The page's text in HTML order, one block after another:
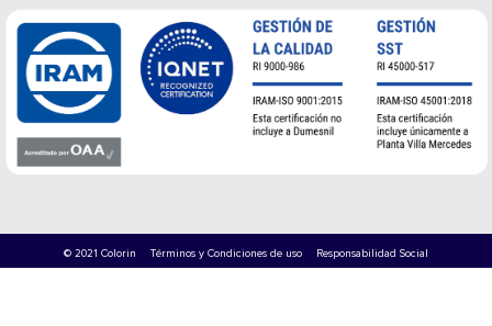
© 2021 Colorin Términos y Condiciones de uso Responsabilidad Social